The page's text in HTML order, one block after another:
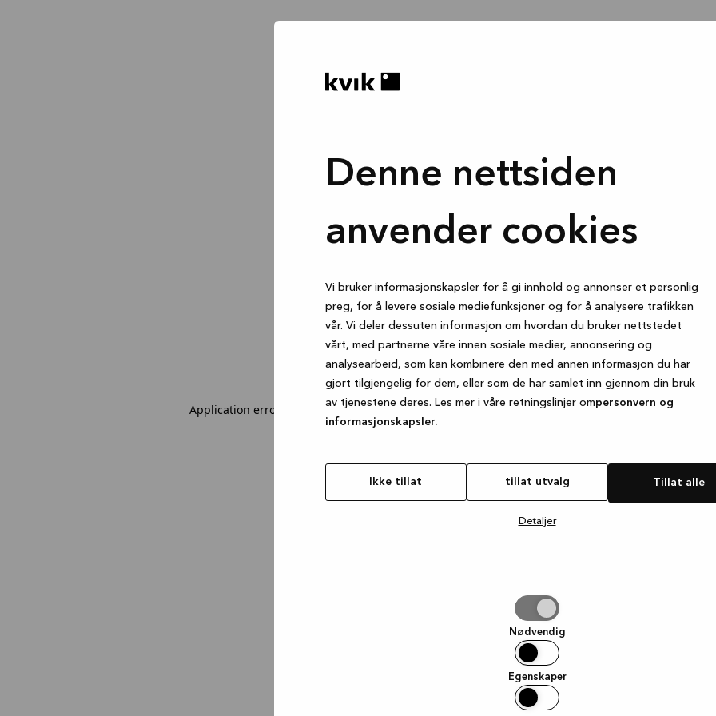
Denne nettsiden
anvender cookies
Vi bruker informasjonskapsler for å gi innhold og annonser et personlig
preg, for å levere sosiale mediefunksjoner og for å analysere trafikken
vår. Vi deler dessuten informasjon om hvordan du bruker nettstedet
vårt, med partnerne våre innen sosiale medier, annonsering og
analysearbeid, som kan kombinere den med annen informasjon du har
gjort tilgjengelig for dem, eller som de har samlet inn gjennom din bruk
av tjenestene deres. Les mer i våre retningslinjer ompersonvern og
informasjonskapsler.
Ikke tillat tillat utvalg Tillat alle
Detaljer
Nødvendig
Egenskaper
Application error: a client-side exception has occurred while loadingwww.kvik.no (see the